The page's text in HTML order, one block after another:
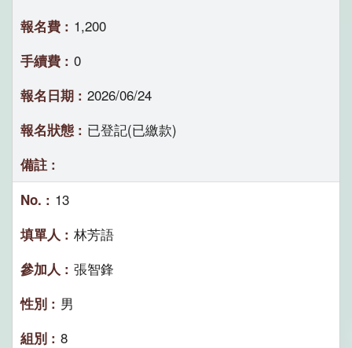
1,200
0
2026/06/24
已登記(已繳款)
13
林芳語
張智鋒
男
8